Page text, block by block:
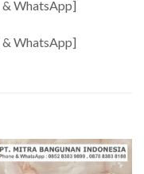
& WhatsApp]
& WhatsApp]